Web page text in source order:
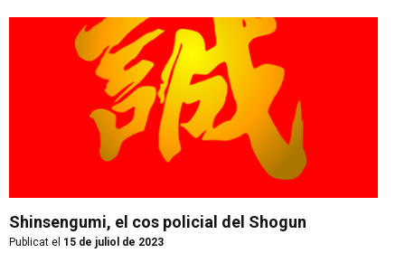
Shinsengumi, el cos policial del Shogun
Publicat el 15 de juliol de 2023